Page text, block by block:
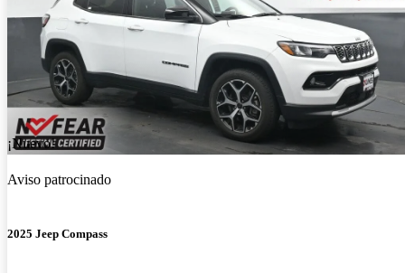
¡Nuevo!
Aviso patrocinado
2025 Jeep Compass